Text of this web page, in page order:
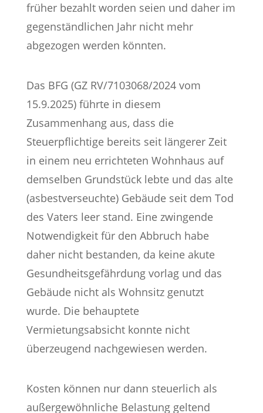
früher bezahlt worden seien und daher im
gegenständlichen Jahr nicht mehr
abgezogen werden könnten.
Das BFG (GZ RV/7103068/2024 vom
15.9.2025) führte in diesem
Zusammenhang aus, dass die
Steuerpflichtige bereits seit längerer Zeit
in einem neu errichteten Wohnhaus auf
demselben Grundstück lebte und das alte
(asbestverseuchte) Gebäude seit dem Tod
des Vaters leer stand. Eine zwingende
Notwendigkeit für den Abbruch habe
daher nicht bestanden, da keine akute
Gesundheitsgefährdung vorlag und das
Gebäude nicht als Wohnsitz genutzt
wurde. Die behauptete
Vermietungsabsicht konnte nicht
überzeugend nachgewiesen werden.
Kosten können nur dann steuerlich als
außergewöhnliche Belastung geltend